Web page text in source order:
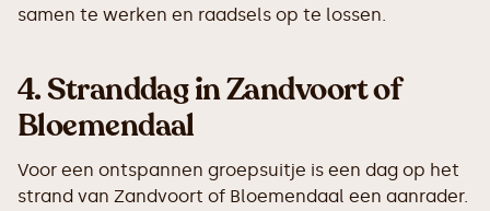
samen te werken en raadsels op te lossen.
4.Stranddag in Zandvoort of
Bloemendaal
Voor een ontspannen groepsuitje is een dag op het
strand van Zandvoort of Bloemendaal een aanrader.